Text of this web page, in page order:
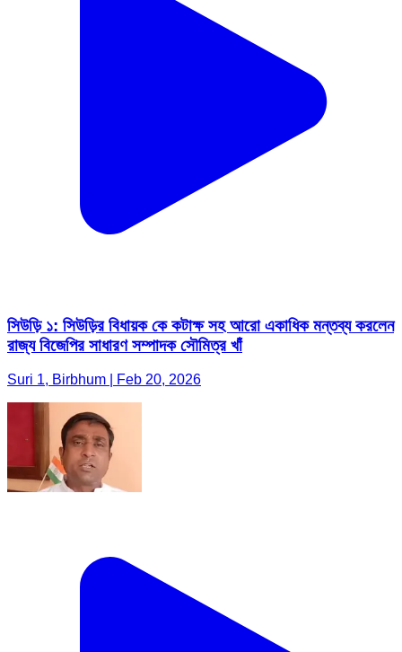
সিউড়ি ১: সিউড়ির বিধায়ক কে কটাক্ষ সহ আরো একাধিক মন্তব্য করলেন
রাজ্য বিজেপির সাধারণ সম্পাদক সৌমিত্র খাঁ
Suri 1, Birbhum | Feb 20, 2026